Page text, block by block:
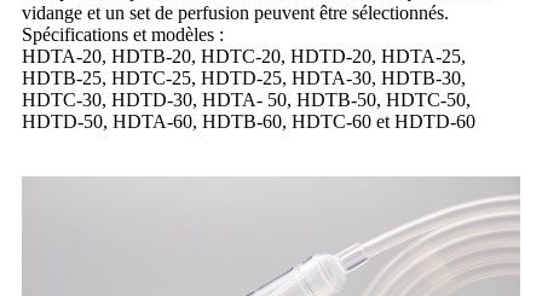
vidange et un set de perfusion peuvent être sélectionnés.
Spécifications et modèles :
HDTA-20, HDTB-20, HDTC-20, HDTD-20, HDTA-25,
HDTB-25, HDTC-25, HDTD-25, HDTA-30, HDTB-30,
HDTC-30, HDTD-30, HDTA- 50, HDTB-50, HDTC-50,
HDTD-50, HDTA-60, HDTB-60, HDTC-60 et HDTD-60